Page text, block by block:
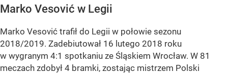
Marko Vesović w Legii
Marko Vesović trafił do Legii w połowie sezonu
2018/2019. Zadebiutował 16 lutego 2018 roku
w wygranym 4:1 spotkaniu ze Śląskiem Wrocław. W 81
meczach zdobył 4 bramki, zostając mistrzem Polski